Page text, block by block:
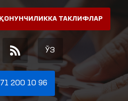
ҚОНУНЧИЛИККА ТАКЛИФЛАР
ЎЗ
71 200 10 96